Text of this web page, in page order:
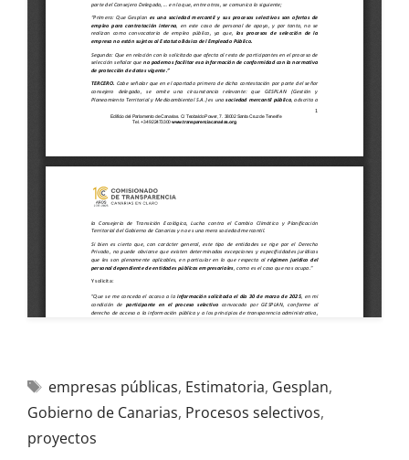
empresas públicas, Estimatoria, Gesplan,
Gobierno de Canarias, Procesos selectivos,
proyectos